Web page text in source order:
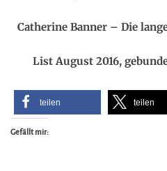
Catherine Banner – Die
List August 2016,
teilen teilen
Gefällt mir: